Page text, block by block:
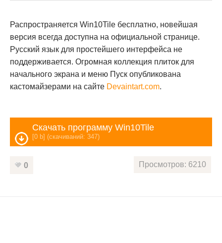
Распространяется Win10Tile бесплатно, новейшая
версия всегда доступна на официальной странице.
Русский язык для простейшего интерфейса не
поддерживается. Огромная коллекция плиток для
начального экрана и меню Пуск опубликована
кастомайзерами на сайте Devaintart.com.
Скачать программу Win10Tile
[0 b] (cкачиваний: 347)
0 Просмотров: 6210